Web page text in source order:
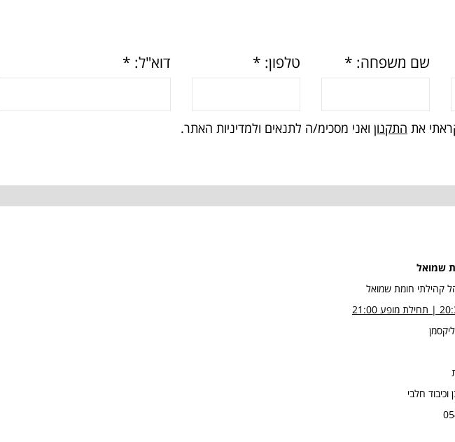
שם משפחה: * טלפון: * דוא"ל: *
את התקנון ואני מסכימ/ה לתנאים ולמדיניות האתר.
שמואל
חלבי